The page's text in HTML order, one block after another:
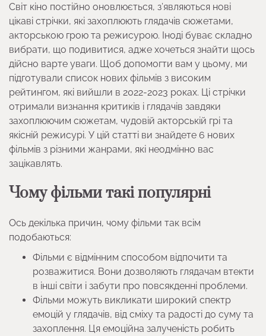
Світ кіно постійно оновлюється, з’являються нові
цікаві стрічки, які захоплюють глядачів сюжетами,
акторською грою та режисурою. Іноді буває складно
вибрати, що подивитися, адже хочеться знайти щось
дійсно варте уваги. Щоб допомогти вам у цьому, ми
підготували список нових фільмів з високим
рейтингом, які вийшли в 2022-2023 роках. Ці стрічки
отримали визнання критиків і глядачів завдяки
захоплюючим сюжетам, чудовій акторській грі та
якісній режисурі. У цій статті ви знайдете 6 нових
фільмів з різними жанрами, які неодмінно вас
зацікавлять.
Чому фільми такі популярні
Ось декілька причин, чому фільми так всім
подобаються:
Фільми є відмінним способом відпочити та
розважитися. Вони дозволяють глядачам втекти
в інші світи і забути про повсякденні проблеми.
Фільми можуть викликати широкий спектр
емоцій у глядачів, від сміху та радості до суму та
захоплення. Ця емоційна залученість робить